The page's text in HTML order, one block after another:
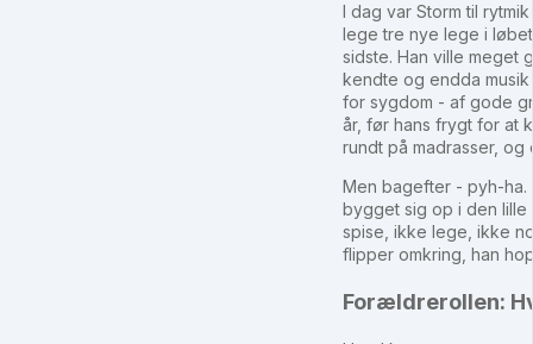
I dag var Storm til
lege tre nye lege i
sidste. Han ville meget
kendte og endda
for sygdom - af gode
år, før hans frygt for at
rundt på madrasser,
Men bagefter - pyh-ha.
bygget sig op i den
spise, ikke lege, ikke
flipper omkring, han
Forældrerollen: